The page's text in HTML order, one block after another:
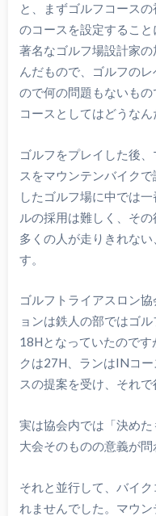
と、まずゴルフコース
のコースを設定するこ
著名なゴルフ場設計家
んだもので、ゴルフの
ので何の問題もないも
コースとしてはどうなん
ゴルフをプレイした後
スをマウンテンバイク
したゴルフ場に中では
ルの採用は難しく、そ
多くの人が走りきれな
す。
ゴルフトライアスロン
ョンは鉄人の部ではゴ
18Hとなっていたので
クは27H、ランはINコ
スの提案を受け、それで
実は協会内では「決め
大会そのものの意義が問
それと並行して、バイ
れませんでした。マウ